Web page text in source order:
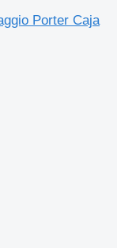
Porter Caja